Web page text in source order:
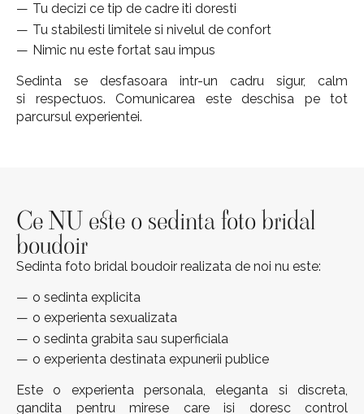
Tu decizi ce tip de cadre iti doresti
Tu stabilesti limitele si nivelul de confort
Nimic nu este fortat sau impus
Sedinta se desfasoara intr-un cadru sigur, calm
si respectuos. Comunicarea este deschisa pe tot
parcursul experientei.
Ce NU este o sedinta foto bridal
boudoir
Sedinta foto bridal boudoir realizata de noi nu este:
o sedinta explicita
o experienta sexualizata
o sedinta grabita sau superficiala
o experienta destinata expunerii publice
Este o experienta personala, eleganta si discreta,
gandita pentru mirese care isi doresc control